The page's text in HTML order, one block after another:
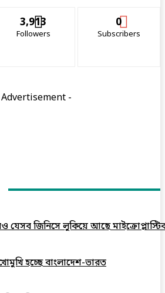
3,913
Followers
0
Subscribers
-
জিনিসে লুকিয়ে আছে
হচ্ছে বাংলাদেশ-ভারত